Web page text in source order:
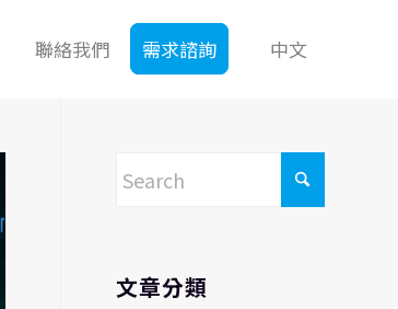
聯絡我們 需求諮詢 中文
文章分類